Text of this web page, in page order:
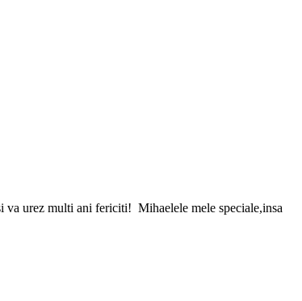
urez multi ani fericiti! Mihaelele mele speciale,insa